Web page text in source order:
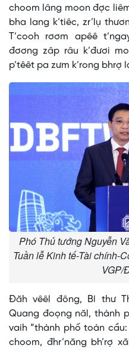
choom lâng moon đợc
bha lang k’tiêc, zr’lụ
T’cooh rơơm apêê
đơơng zâp râu k’đươi
p’têêt pa zưm k’rong bhrợ
Phó Thủ tướng Nguyễn
Tuần lễ Kinh tế-Tài chính-
VGP/
Đăh vêêl đông, Bí thư
Quang đoọng năl, thành
vaih “thành phố toàn
choom, đhr’năng bh’rợ